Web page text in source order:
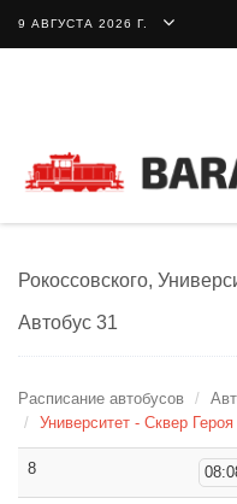
9 АВГУСТА 2026 Г.
Рокоссовского,
Автобус 31
Расписание автобусов
Университет - Сквер
8